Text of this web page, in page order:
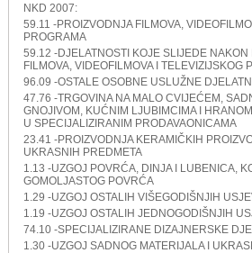
NKD 2007:
59.11 -PROIZVODNJA FILMOVA,
PROGRAMA
59.12 -DJELATNOSTI KOJE SLIJEDE NAKON
FILMOVA, VIDEOFILMOVA I TELEVIZIJSKOG
96.09 -OSTALE OSOBNE USLUŽNE
47.76 -TRGOVINA NA MALO CVIJEĆEM,
GNOJIVOM, KUĆNIM LJUBIMCIMA I
U SPECIJALIZIRANIM PRODAVAONICAMA
23.41 -PROIZVODNJA KERAMIČKIH
UKRASNIH PREDMETA
1.13 -UZGOJ POVRĆA, DINJA I LUBENICA,
GOMOLJASTOG POVRĆA
1.29 -UZGOJ OSTALIH VIŠEGODIŠNJIH
1.19 -UZGOJ OSTALIH JEDNOGODIŠNJIH
74.10 -SPECIJALIZIRANE DIZAJNERSKE
1.30 -UZGOJ SADNOG MATERIJALA I